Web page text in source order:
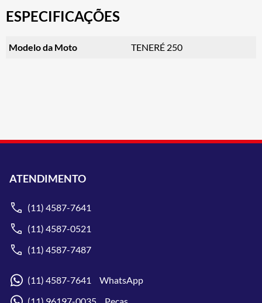
ESPECIFICAÇÕES
Modelo da Moto TENERÉ 250
ATENDIMENTO
(11) 4587-7641
(11) 4587-0521
(11) 4587-7487
(11) 4587-7641 WhatsApp